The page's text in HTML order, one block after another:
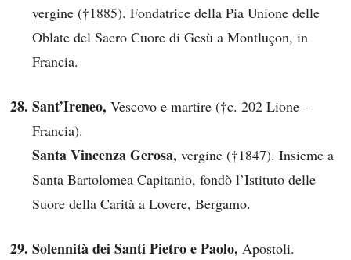
vergine (†1885). Fondatrice della Pia Unione delle
Oblate del Sacro Cuore di Gesù a Montluçon, in
Francia.
Sant’Ireneo, Vescovo e martire (†c. 202 Lione –
Francia).
Santa Vincenza Gerosa, vergine (†1847). Insieme a
Santa Bartolomea Capitanio, fondò l’Istituto delle
Suore della Carità a Lovere, Bergamo.
Solennità dei Santi Pietro e Paolo, Apostoli.